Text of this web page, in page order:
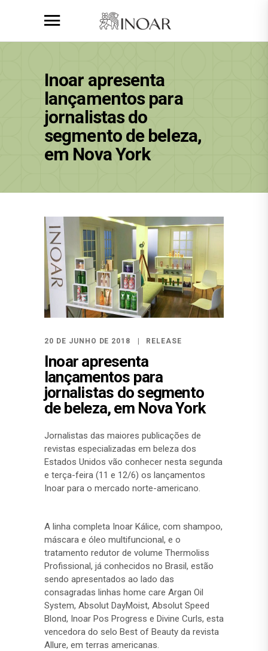
Inoar apresenta
lançamentos para
jornalistas do
segmento de beleza,
em Nova York
20 DE JUNHO DE 2018 RELEASE
Inoar apresenta
lançamentos para
jornalistas do segmento
de beleza, em Nova York
Jornalistas das maiores publicações de
revistas especializadas em beleza dos
Estados Unidos vão conhecer nesta segunda
e terça-feira (11 e 12/6) os lançamentos
Inoar para o mercado norte-americano.
A linha completa Inoar Kálice, com shampoo,
máscara e óleo multifuncional, e o
tratamento redutor de volume Thermoliss
Profissional, já conhecidos no Brasil, estão
sendo apresentados ao lado das
consagradas linhas home care Argan Oil
System, Absolut DayMoist, Absolut Speed
Blond, Inoar Pos Progress e Divine Curls, esta
vencedora do selo Best of Beauty da revista
Allure, em terras americanas.